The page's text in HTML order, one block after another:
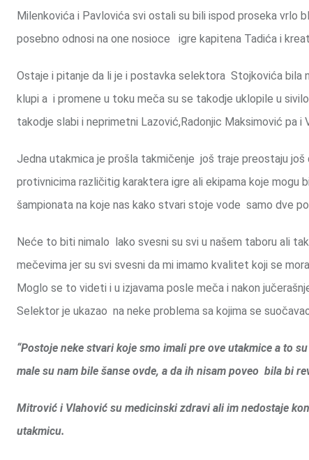
Milenkovića i Pavlovića svi ostali su bili ispod proseka vrlo
posebno odnosi na one nosioce igre kapitena Tadića i
Ostaje i pitanje da li je i postavka selektora Stojkovića bila
klupi a i promene u toku meča su se takodje uklopile u
takodje slabi i neprimetni Lazović,Radonjic Maksimović pa i
Jedna utakmica je prošla takmičenje još traje preostaju
protivnicima različitig karaktera igre ali ekipama koje mogu
šampionata na koje nas kako stvari stoje vode samo dve
Neće to biti nimalo lako svesni su svi u našem taboru ali
mečevima jer su svi svesni da mi imamo kvalitet koji se
Moglo se to videti i u izjavama posle meča i nakon
Selektor je ukazao na neke problema sa kojima se
“Postoje neke stvari koje smo imali pre ove utakmice a to
male su nam bile šanse ovde, a da ih nisam poveo bila bi
Mitrović i Vlahović su medicinski zdravi ali im nedostaje
utakmicu.